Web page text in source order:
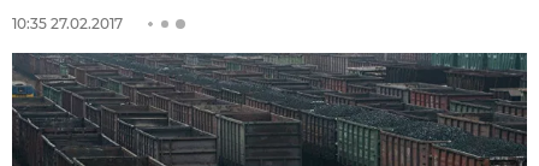
10:35 27.02.2017